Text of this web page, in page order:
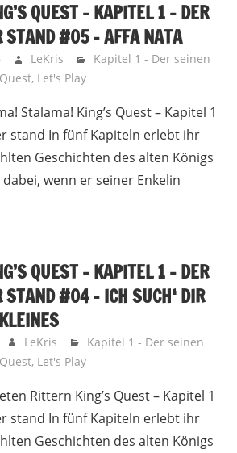
QUEST – KAPITEL 1 – DER
STAND #05 – AFFA NATA
LeKris
Kapitel 1 - Der seinen
, Let's Play
Stalama! King’s Quest – Kapitel 1
stand In fünf Kapiteln erlebt ihr
Geschichten des alten Königs
wenn er seiner Enkelin
QUEST – KAPITEL 1 – DER
#04 – ICH SUCH‘ DIR
LeKris
Kapitel 1 - Der seinen
, Let's Play
Rittern King’s Quest – Kapitel 1
stand In fünf Kapiteln erlebt ihr
Geschichten des alten Königs